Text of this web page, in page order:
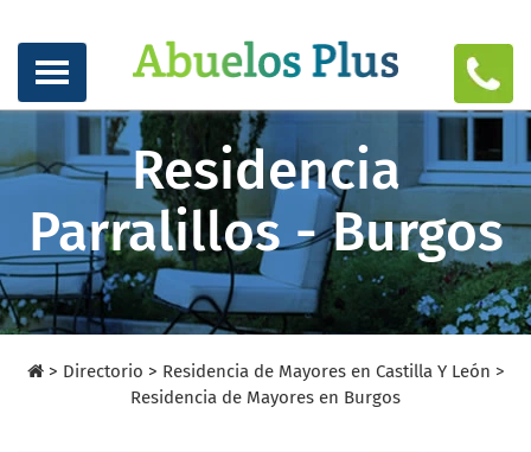
Residencia
Parralillos - Burgos
> Directorio > Residencia de Mayores en Castilla Y León >
Residencia de Mayores en Burgos